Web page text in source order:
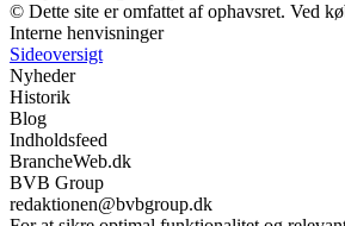
© Dette site er omfattet af ophavsret. Ved
Interne henvisninger
Sideoversigt
Nyheder
Historik
Blog
Indholdsfeed
BrancheWeb.dk
BVB Group
redaktionen@bvbgroup.dk